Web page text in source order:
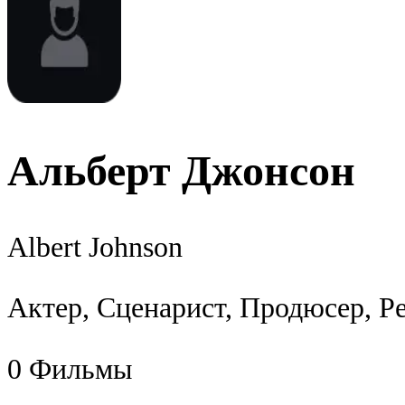
Альберт Джонсон
Albert Johnson
Актер, Сценарист, Продюсер,
0 Фильмы